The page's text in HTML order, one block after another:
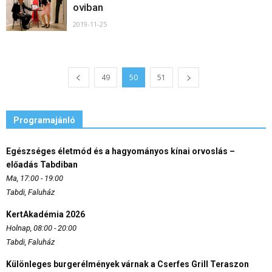
oviban
2019-11-25
49 50 51
Programajánló
Egészséges életmód és a hagyományos kínai orvoslás –
előadás Tabdiban
Ma, 17:00 - 19:00
Tabdi, Faluház
KertAkadémia 2026
Holnap, 08:00 - 20:00
Tabdi, Faluház
Különleges burgerélmények várnak a Cserfes Grill Teraszon